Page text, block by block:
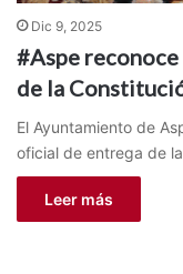
Dic 9, 2025
#Aspe
de la
El Ayuntamiento de
oficial de entrega de
Leer más